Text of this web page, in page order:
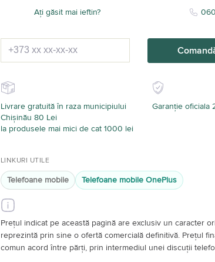
Ați găsit mai ieftin?
Livrare gratuită în raza municipiului
Chișinău 80 Lei
la produsele mai mici de cat 1000 lei
Garanție oficiala
LINKURI UTILE
Telefoane mobile Telefoane mobile OnePlus
Prețul indicat pe această pagină are exclusiv un caracter
reprezintă prin sine o ofertă comercială definitivă. Prețul
comun acord între părți, prin intermediul unei discuții